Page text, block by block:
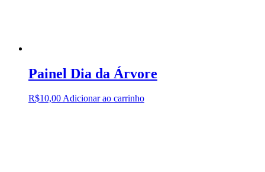
Painel Dia da Árvore
R$10,00Adicionar ao carrinho